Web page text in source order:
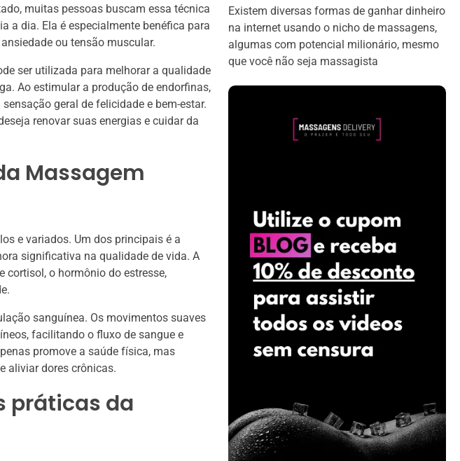
muitas pessoas buscam essa técnica
a dia. Ela é especialmente benéfica para
ou tensão muscular.
ser utilizada para melhorar a qualidade
Ao estimular a produção de endorfinas,
geral de felicidade e bem-estar.
renovar suas energias e cuidar da
Massagem
e variados. Um dos principais é a
significativa na qualidade de vida. A
cortisol, o hormônio do estresse,
sanguínea. Os movimentos suaves
facilitando o fluxo de sangue e
promove a saúde física, mas
aliviar dores crônicas.
práticas da
Existem diversas formas de ganhar dinheiro
na internet usando o nicho de massagens,
algumas com potencial milionário, mesmo
que você não seja massagista